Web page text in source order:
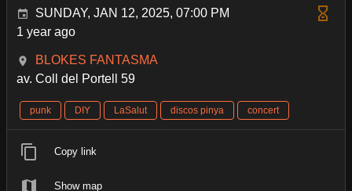
SUNDAY, JAN 12, 2025, 07:00 PM
1 year ago
BLOKES FANTASMA
av. Coll del Portell 59
punk DIY LaSalut discos pinya concert
Copy link
Show map